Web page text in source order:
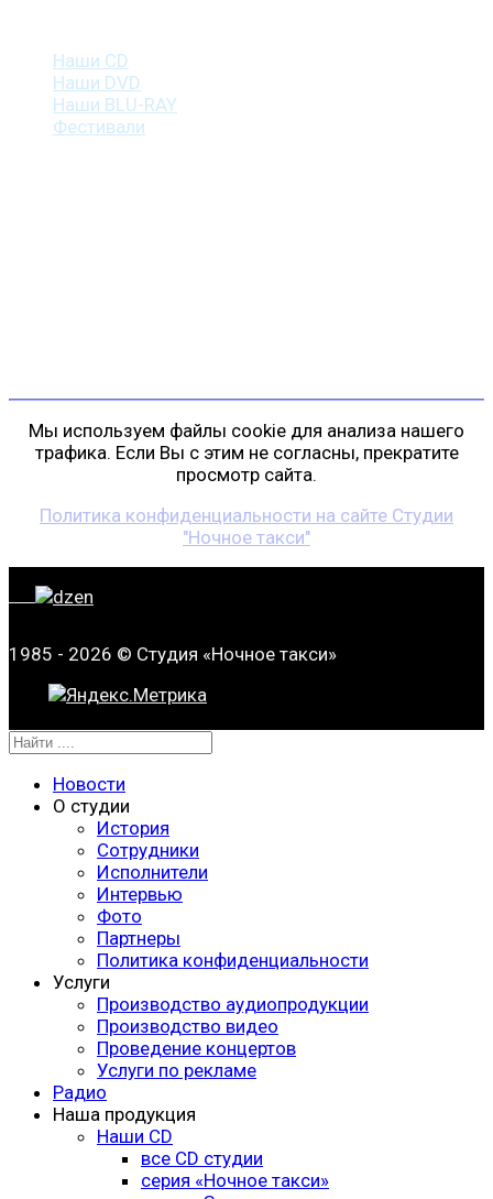
Наши CD
Наши DVD
Наши BLU-RAY
Фестивали
Мы используем файлы cookie для анализа нашего
трафика. Если Вы с этим не согласны, прекратите
просмотр сайта.
Политика конфиденциальности на сайте Студии
"Ночное такси"
1985 - 2026 © Студия «Ночное такси»
Новости
О студии
История
Сотрудники
Исполнители
Интервью
Фото
Партнеры
Политика конфиденциальности
Услуги
Производство аудиопродукции
Производство видео
Проведение концертов
Услуги по рекламе
Радио
Наша продукция
Наши CD
все CD студии
серия «Ночное такси»